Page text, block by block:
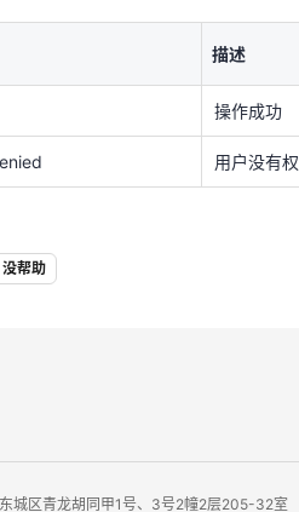
用户没有
描述
操作成功
用户没有
没帮助
城区青龙胡同甲1号、3号2幢2层205-32室